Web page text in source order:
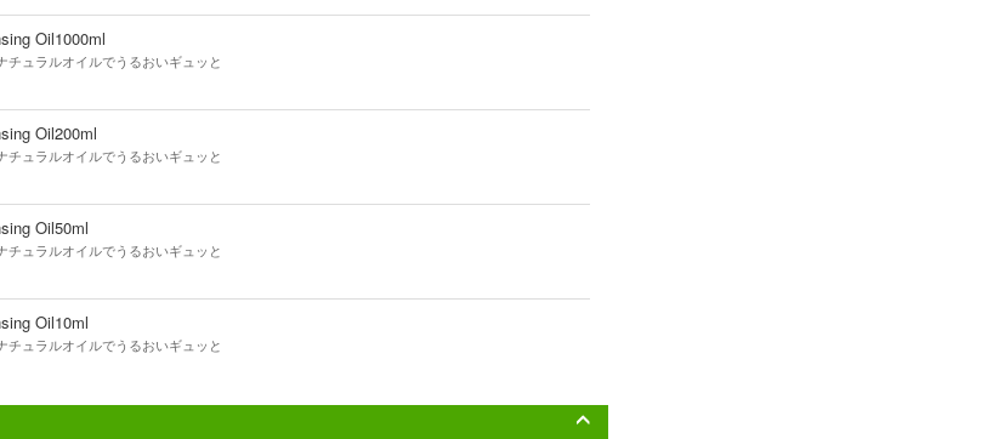
Oil1000ml
チュラルオイルでうるおいギュッと
Oil200ml
チュラルオイルでうるおいギュッと
Oil50ml
チュラルオイルでうるおいギュッと
Oil10ml
チュラルオイルでうるおいギュッと